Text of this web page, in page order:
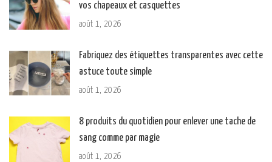
vos chapeaux et casquettes
août 1, 2026
Fabriquez des étiquettes transparentes avec cette
astuce toute simple
août 1, 2026
8 produits du quotidien pour enlever une tache de
sang comme par magie
août 1, 2026